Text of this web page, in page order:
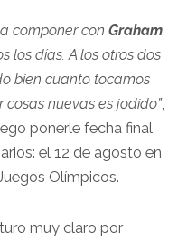
componer conGraham
los días. A los otros dos
bien cuanto tocamos
nuevas es jodido”,
ponerle fecha final
el 12 de agosto en
Olímpicos.
muy claro por